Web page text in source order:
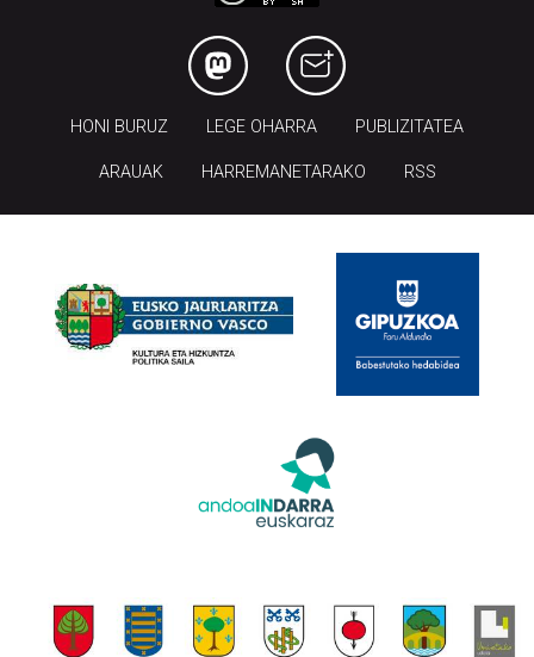
HONI BURUZ LEGE OHARRA PUBLIZITATEA
ARAUAK HARREMANETARAKO RSS